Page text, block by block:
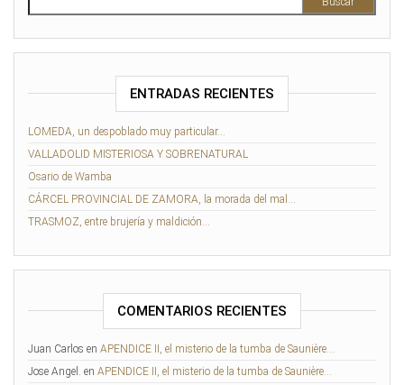
ENTRADAS RECIENTES
LOMEDA, un despoblado muy particular…
VALLADOLID MISTERIOSA Y SOBRENATURAL
Osario de Wamba
CÁRCEL PROVINCIAL DE ZAMORA, la morada del mal…
TRASMOZ, entre brujería y maldición…
COMENTARIOS RECIENTES
Juan Carlos en APENDICE II, el misterio de la tumba de Saunière…
Jose Angel. en APENDICE II, el misterio de la tumba de Saunière…